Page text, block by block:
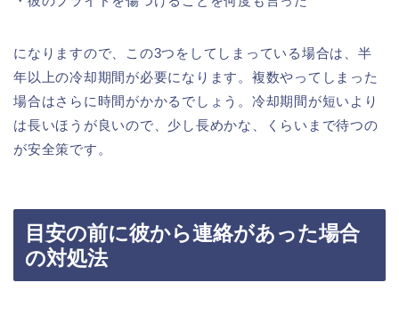
になりますので、この3つをしてしまっている場合は、半
年以上の冷却期間が必要になります。複数やってしまった
場合はさらに時間がかかるでしょう。冷却期間が短いより
は長いほうが良いので、少し長めかな、くらいまで待つの
が安全策です。
目安の前に彼から連絡があった場合
の対処法